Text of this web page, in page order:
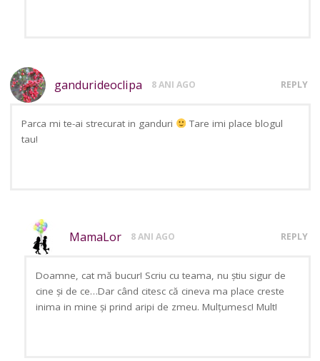
gandurideoclipa 8 ANI AGO REPLY
Parca mi te-ai strecurat in ganduri
Tare imi place blogul
tau!
MamaLor 8 ANI AGO REPLY
Doamne, cat mă bucur! Scriu cu teama, nu știu sigur de
cine și de ce…Dar când citesc că cineva ma place creste
inima in mine și prind aripi de zmeu. Mulțumesc! Mult!